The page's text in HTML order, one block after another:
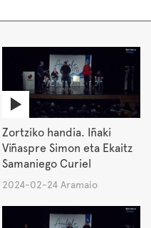
Zortziko handia. Iñaki
Viñaspre Simon eta Ekaitz
Samaniego Curiel
2024-02-24 Aramaio